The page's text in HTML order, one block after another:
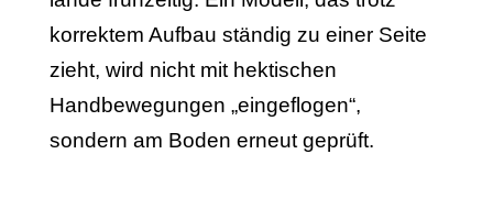
korrektem Aufbau ständig zu einer Seite
zieht, wird nicht mit hektischen
Handbewegungen „eingeflogen“,
sondern am Boden erneut geprüft.